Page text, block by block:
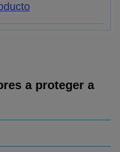
a proteger a